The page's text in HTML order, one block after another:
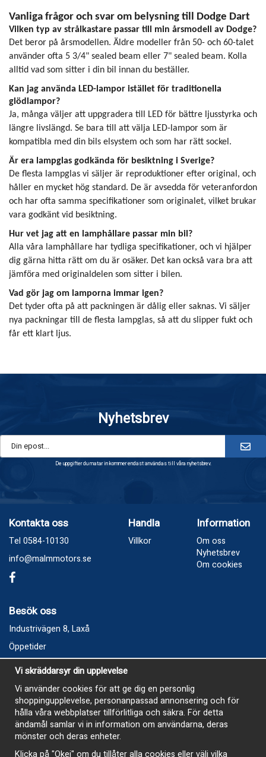
Vanliga frågor och svar om belysning till Dodge Dart
Vilken typ av strålkastare passar till min årsmodell av Dodge?
Det beror på årsmodellen. Äldre modeller från 50- och 60-talet
använder ofta 5 3/4" sealed beam eller 7" sealed beam. Kolla
alltid vad som sitter i din bil innan du beställer.
Kan jag använda LED-lampor istället för traditionella
glödlampor?
Ja, många väljer att uppgradera till LED för bättre ljusstyrka och
längre livslängd. Se bara till att välja LED-lampor som är
kompatibla med din bils elsystem och som har rätt sockel.
Är era lampglas godkända för besiktning i Sverige?
De flesta lampglas vi säljer är reproduktioner efter original, och
håller en mycket hög standard. De är avsedda för veteranfordon
och har ofta samma specifikationer som originalet, vilket brukar
vara godkänt vid besiktning.
Hur vet jag att en lamphållare passar min bil?
Alla våra lamphållare har tydliga specifikationer, och vi hjälper
dig gärna hitta rätt om du är osäker. Det kan också vara bra att
jämföra med originaldelen som sitter i bilen.
Vad gör jag om lamporna immar igen?
Det tyder ofta på att packningen är dålig eller saknas. Vi säljer
nya packningar till de flesta lampglas, så att du slipper fukt och
får ett klart ljus.
Nyhetsbrev
De uppgifter du matar in kommer endast användas till våra nyhetsbrev.
Kontakta oss
Tel 0584-10130
info@malmmotors.se
Handla
Villkor
Information
Om oss
Nyhetsbrev
Om cookies
Besök oss
Industrivägen 8, Laxå
Öppetider
Vecka 32
Måndag kl 9-12, kl 13 - 15
Onsdag kl 9-12, kl 13 - 15
Tisdag, Tordag och Fredag stängt
E-Handelsbutiken är öppen och paket skickas hela
sommaren
Vi skräddarsyr din upplevelse
Vi använder cookies för att ge dig en personlig
shoppingupplevelse, personanpassad annonsering och för
hålla våra webbplatser tillförlitliga och säkra. För detta
ändamål samlar vi in information om användarna, deras
mönster och deras enheter.
Klicka på "Okej" om du tillåter alla cookies eller välj vilka